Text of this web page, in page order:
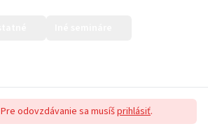
Pre odovzdávanie sa musíšprihlásiť.